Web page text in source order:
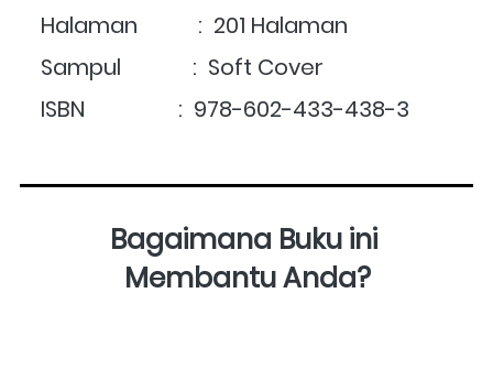
Halaman           :  201 Halaman
Sampul             :  Soft Cover
ISBN                 :  978-602-433-438-3
Bagaimana Buku ini
Membantu Anda?